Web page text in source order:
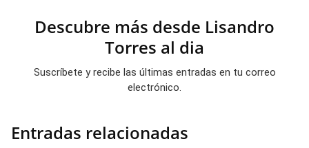
Descubre más desde Lisandro
Torres al dia
Suscríbete y recibe las últimas entradas en tu correo
electrónico.
Entradas relacionadas